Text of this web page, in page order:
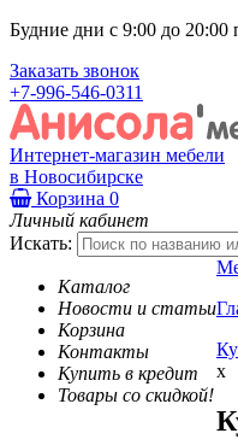
Будние дни с 9:00 до
Заказать звонок
+7-996-546-0311
Интернет-магазин мебели
в Новосибирске
Корзина 0
Личный кабинет
Искать:
Каталог
Новости и статьи
Корзина
Контакты
Купить в кредит
Товары со скидкой!
x